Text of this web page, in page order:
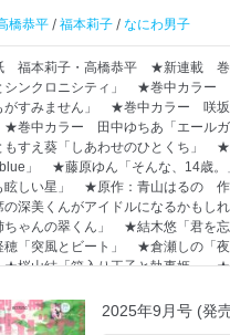
センターカラー
42P
ベリィ ケイク 北里鮎
つき2本立て
えて千夜来くん 倉瀬しの
教えて千夜来くん 1巻 2月25日 水
43P
の席の深美くんがアイドルになるか
ちづはるか
売
橋恭平 /福本莉子 /なにわ男子
福本莉子・高橋恭平 ★新連載 巻
シンクロニシティ」 ★巻中カラー
がすみません」 ★巻中カラー 咲坂
巻中カラー 田中ゆちあ「エール
すえ葵「しあわせのひとくち」 ★
」 ★藤原ゆん「そんな、14歳
眩しい星」 ★原作：青山はるの 作
の深美くんがアイドルになるかも
ちゃんの翠くん」 ★結木悠「君を
穂「突風とビート」 ★倉瀬しの「夜
桜山結「箱入り王子と執事姫」
い」 ☆河原和音 アニメ「太陽より
んが ◇別冊ふろく［別マ BABY
2025年9月号 (発